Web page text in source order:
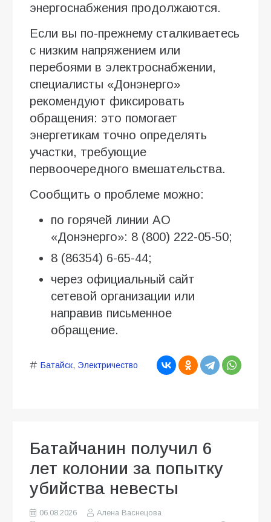
энергоснабжения продолжаются.
Если вы по-прежнему сталкиваетесь
с низким напряжением или
перебоями в электроснабжении,
специалисты «Донэнерго»
рекомендуют фиксировать
обращения: это помогает
энергетикам точно определять
участки, требующие
первоочередного вмешательства.
Сообщить о проблеме можно:
по горячей линии АО
«Донэнерго»: 8 (800) 222-05-50;
8 (86354) 6-65-44;
через официальный сайт
сетевой организации или
направив письменное
обращение.
Батайск, Электричество
Батайчанин получил 6
лет колонии за попытку
убийства невесты
06.08.2026
Алена Васнецова